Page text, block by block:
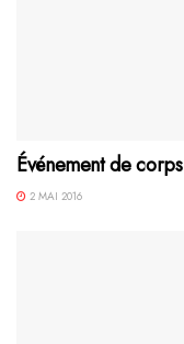
Événement de corps
2 MAI 2016